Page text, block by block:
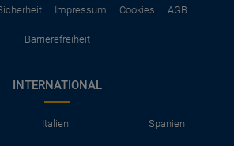
Impressum Cookies AGB
Barrierefreiheit
INTERNATIONAL
Italien Spanien